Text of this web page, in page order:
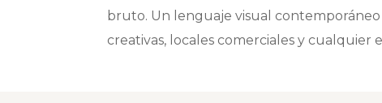
bruto. Un lenguaje visual
creativas, locales comerciales y cualquier